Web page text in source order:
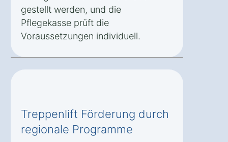
gestellt werden, und die
Pflegekasse prüft die
Voraussetzungen individuell.
Treppenlift Förderung durch
regionale Programme